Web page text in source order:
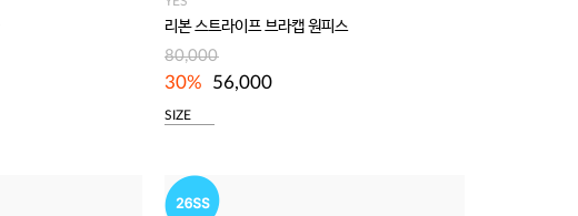
리본 스트라이프 브라캡 원피스
80,000
30% 56,000
SIZE